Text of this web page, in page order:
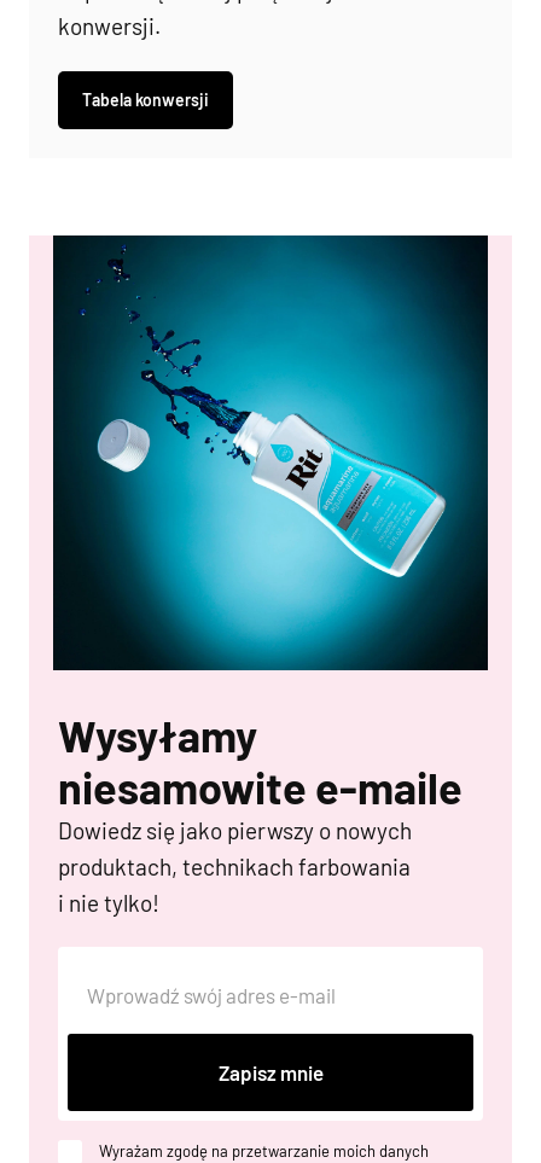
konwersji.
Tabela konwersji
Wysyłamy
niesamowite e-maile
Dowiedz się jako pierwszy o nowych
produktach, technikach farbowania
i nie tylko!
Zapisz mnie
Wyrażam zgodę na przetwarzanie moich danych